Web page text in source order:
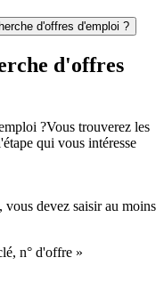
d'offres d'emploi ?
d'offres
?Vous trouverez les
qui vous intéresse
devez saisir au moins
n° d'offre »